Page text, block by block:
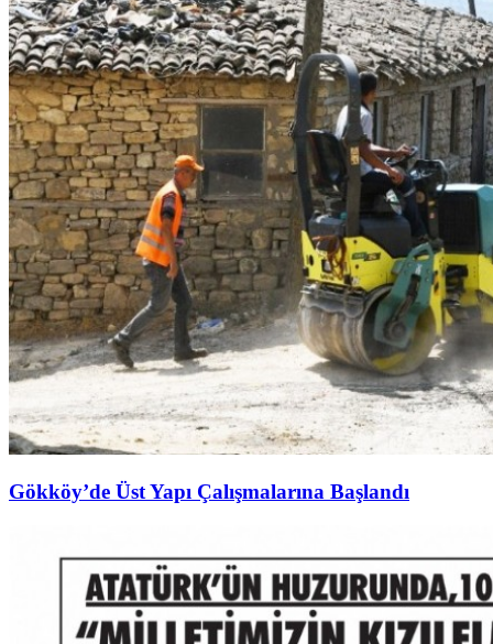
Gökköy’de Üst Yapı Çalışmalarına Başlandı